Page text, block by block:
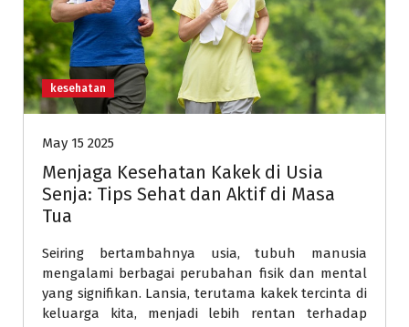
kesehatan
May 15 2025
Menjaga Kesehatan Kakek di Usia
Senja: Tips Sehat dan Aktif di Masa
Tua
Seiring bertambahnya usia, tubuh manusia
mengalami berbagai perubahan fisik dan mental
yang signifikan. Lansia, terutama kakek tercinta di
keluarga kita, menjadi lebih rentan terhadap